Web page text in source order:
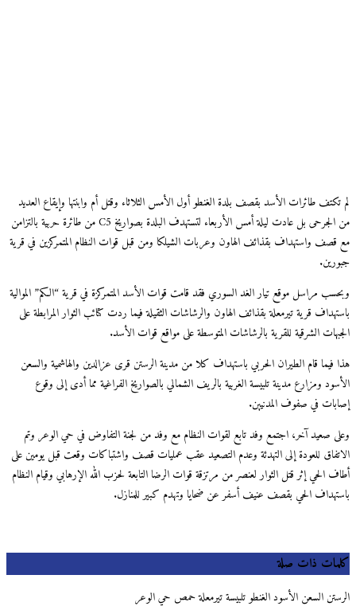
لم تكتف طائرات الأسد بقصف بلدة الغنطو أول الأمس الثلاثاء وقتل أم وابنتها وإيقاع العديد
من الجرحى بل عادت ليلة أمس الأربعاء لتستهدف البلدة بصواريخ C5 من طائرة حربية بالتزامن
مع قصف واستهداف بقذائف الهاون وعربات الشيلكا ومن قبل قوات النظام المتمركزين في قرية
جبورين.
وبحسب مراسل موقع تيار الغد السوري فقد قامت قوات الأسد المتمركزة في قرية “الكم” الموالية
باستهداف قرية تيرمعلة بقذائف الهاون والرشاشات الثقيلة فيما ردت كتائب الثوار المرابطة على
الجبهات الشرقية للقرية بالرشاشات المتوسطة على مواقع قوات الأسد.
هذا فيما قام الطيران الحربي باستهداف كلا من مدينة الرستن قرى عزالدين والهاشمية والسعن
الأسود ومزارع مدينة تلبيسة الغربية بالريف الشمالي بالصواريخ الفراغية مما أدى إلى وقوع
إصابات في صفوف المدنيين.
وعلى صعيد آخر، اجتمع وفد تابع لقوات النظام مع وفد من لجنة التفاوض في حي الوعر وتم
الاتفاق للعودة إلى التهدئة وعدم التصعيد عقب عمليات قصف واشتباكات وقعت قبل يومين على
أطاف الحي إثر قتل الثوار لعنصر من مرتزقة قوات الرضا التابعة لحزب الله الإرهابي وقيام النظام
باستهداف الحي بقصف عنيف أسفر عن ضحايا وتهدم كبير للمنازل.
كلمات ذات صلة
الرستن السعن الأسود الغنطو تلبيسة تيرمعلة حمص حي الوعر